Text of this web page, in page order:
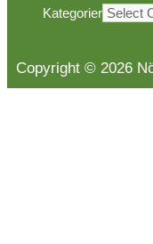
Kategorier
Copyright © 2026